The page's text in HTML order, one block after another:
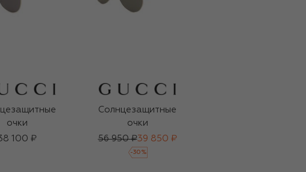
очки
100 ₽
Солнцезащитные
очки
56 950 ₽39 850 ₽
-30 %